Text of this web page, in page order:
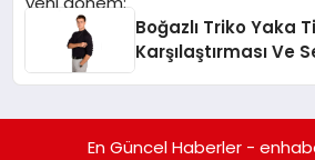
Boğazlı Triko Yaka
Karşılaştırması Ve
En Güncel Haberler -